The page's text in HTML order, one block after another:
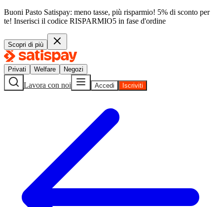
Buoni Pasto Satispay: meno tasse, più risparmio! 5% di sconto per
te! Inserisci il codice RISPARMIO5 in fase d'ordine
Scopri di più
Privati Welfare Negozi
Lavora con noi Accedi Iscriviti